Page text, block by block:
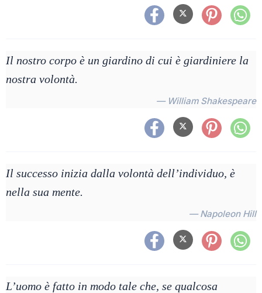
Il nostro corpo è un giardino di cui è giardiniere la
nostra volontà.
— William Shakespeare
Il successo inizia dalla volontà dell’individuo, è
nella sua mente.
— Napoleon Hill
L’uomo è fatto in modo tale che, se qualcosa